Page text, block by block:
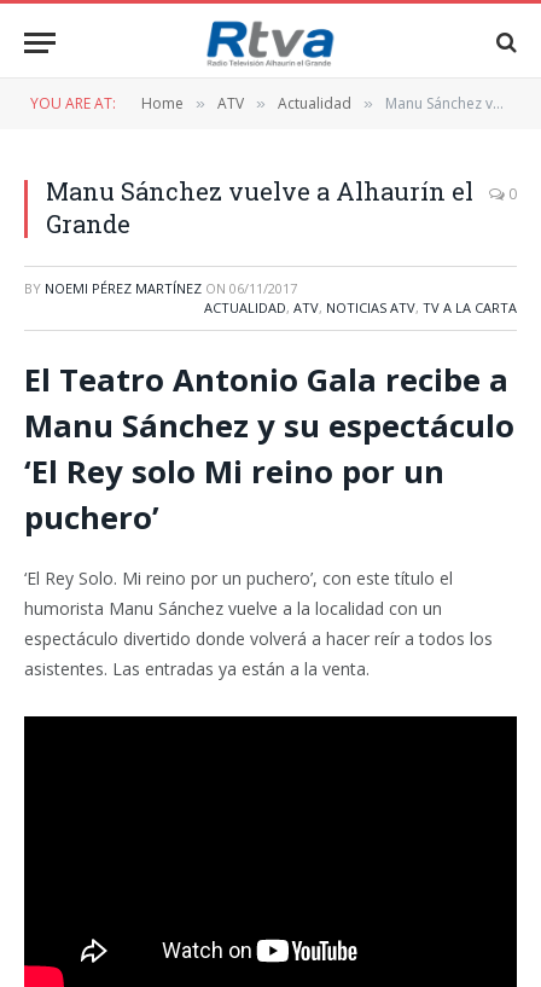
YOU ARE AT: Home » ATV » Actualidad » Manu Sánchez vuelve a Alhaurín el Grande
Manu Sánchez vuelve a Alhaurín el
Grande
0
BY NOEMI PÉREZ MARTÍNEZ ON 06/11/2017
ACTUALIDAD, ATV, NOTICIAS ATV, TV A LA CARTA
El Teatro Antonio Gala recibe a
Manu Sánchez y su espectáculo
‘El Rey solo Mi reino por un
puchero’
‘El Rey Solo. Mi reino por un puchero’, con este título el
humorista Manu Sánchez vuelve a la localidad con un
espectáculo divertido donde volverá a hacer reír a todos los
asistentes. Las entradas ya están a la venta.